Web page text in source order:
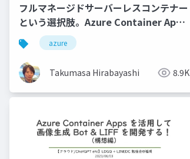
フルマネージドサーバーレスコンテナー
という選択肢。Azure Container Apps
の活用アイディア
azure
Takumasa Hirabayashi 8.9K